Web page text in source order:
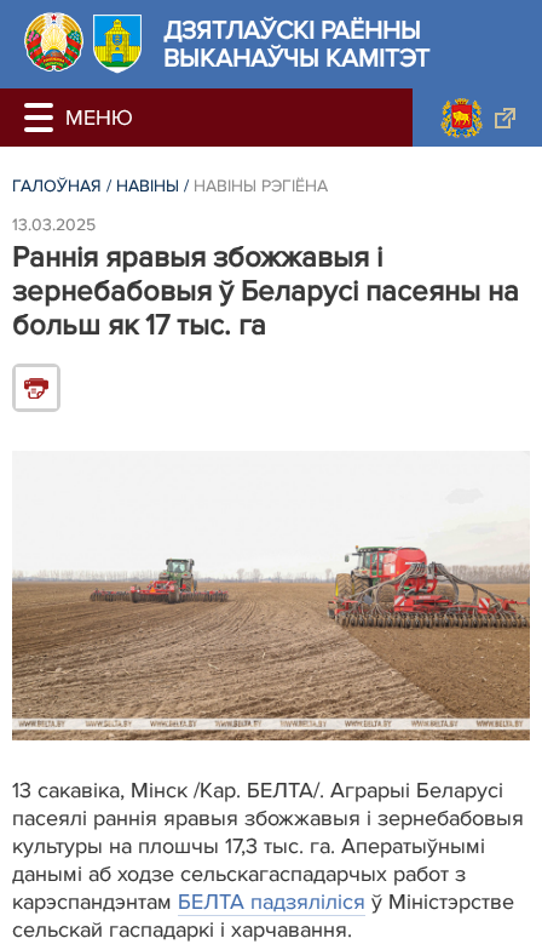
ДЗЯТЛАЎСКІ РАЁННЫ
ВЫКАНАЎЧЫ КАМІТЭТ
ГАЛОЎНАЯ / НАВIНЫ / НАВIНЫ РЭГIЁНА
13.03.2025
Раннія яравыя збожжавыя і
зернебабовыя ў Беларусі пасеяны на
больш як 17 тыс. га
13 сакавіка, Мінск /Кар. БЕЛТА/. Аграрыі Беларусі
пасеялі раннія яравыя збожжавыя і зернебабовыя
культуры на плошчы 17,3 тыс. га. Аператыўнымі
данымі аб ходзе сельскагаспадарчых работ з
карэспандэнтам БЕЛТА падзяліліся ў Міністэрстве
сельскай гаспадаркі і харчавання.